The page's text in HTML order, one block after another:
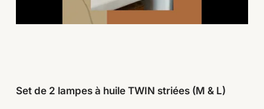
Set de 2 lampes à huile TWIN striées (M & L)